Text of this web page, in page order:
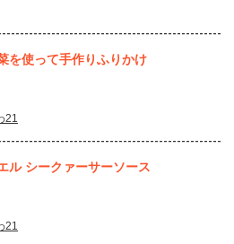
を使って⼿作りふりかけ
21
ル シークァーサーソース
21